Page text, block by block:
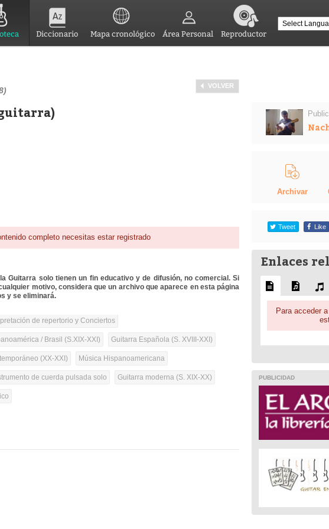
Diccionario Mapa cronológico Área Personal Reproductor
VOLVER
completo necesitas estar registrado
Guitarra solo tienen un fin educativo y de difusión, no comercial. Si
motivo, considera que un archivo que aparece en esta página
y se eliminará.
de repertorio y Conciertos
/ Brasil (S.XIX-XXI) Guitarra Española (S. XVIII-XXI)
(XX-XXI) Música Hispanoamericana
de cuerda pulsada solo Guitarra moderna (S. XIX-XX)
Archivar
Tweet Like
Enlaces
Para acceder
PUBLICIDAD